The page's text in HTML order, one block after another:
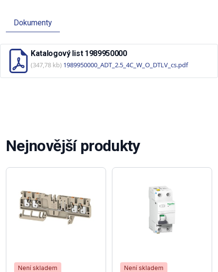
Dokumenty
Katalogový list 1989950000
(347,78 kb) 1989950000_ADT_2.5_4C_W_O_DTLV_cs.pdf
Nejnovější produkty
Není skladem Není skladem